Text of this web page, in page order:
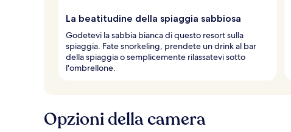
La beatitudine della spiaggia sabbiosa
Godetevi la sabbia bianca di questo resort sulla
spiaggia. Fate snorkeling, prendete un drink al bar
della spiaggia o semplicemente rilassatevi sotto
l'ombrellone.
Opzioni della camera